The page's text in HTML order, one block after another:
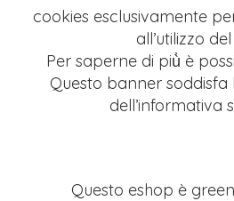
cookies esclusivamente
all’utilizzo
Per saperne di più̀ è
Questo banner soddisfa
dell’informativa
Questo eshop è